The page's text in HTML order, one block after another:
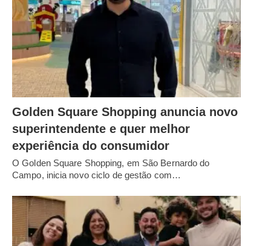
Golden Square Shopping anuncia novo
superintendente e quer melhor
experiência do consumidor
O Golden Square Shopping, em São Bernardo do
Campo, inicia novo ciclo de gestão com…